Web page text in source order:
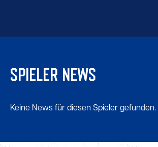
SPIELER NEWS
Keine News für diesen Spieler gefunden.